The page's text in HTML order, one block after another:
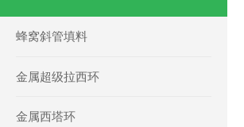
蜂窝斜管填料
金属超级拉西环
金属西塔环